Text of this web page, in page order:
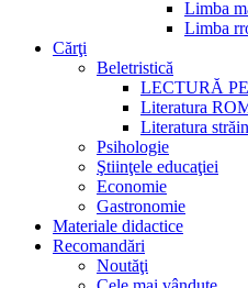
Limba
Limba
Cărţi
Beletristică
LECTURĂ
Literatura
Literatura
Psihologie
Ştiinţele educaţiei
Economie
Gastronomie
Materiale didactice
Recomandări
Noutăţi